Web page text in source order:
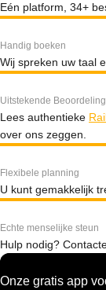
Eén platform, 34+
Handig boeken
Wij spreken uw taal
Uitstekende Beoordeling
Lees authentieke
over ons zeggen.
Flexibele planning
U kunt gemakkelijk
Echte menselijke steun
Hulp nodig?
Onze gratis app